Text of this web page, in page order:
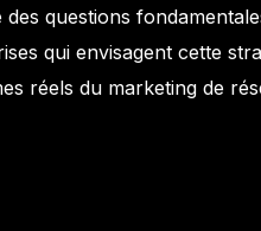
questions
qui envisagent cette
réels du marketing de